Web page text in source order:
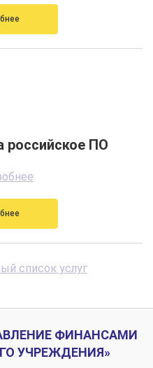
российское ПО
список услуг
ФИНАНСАМИ
УЧРЕЖДЕНИЯ»